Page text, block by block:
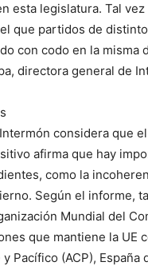
esta legislatura. Tal vez
que partidos de
con codo en la misma
directora general de
considera que
afirma que hay
como la
Según el informe,
Mundial del
que mantiene la UE
Pacífico (ACP), España